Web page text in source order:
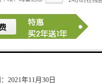
在售
127800元/㎡
2021年11月30日